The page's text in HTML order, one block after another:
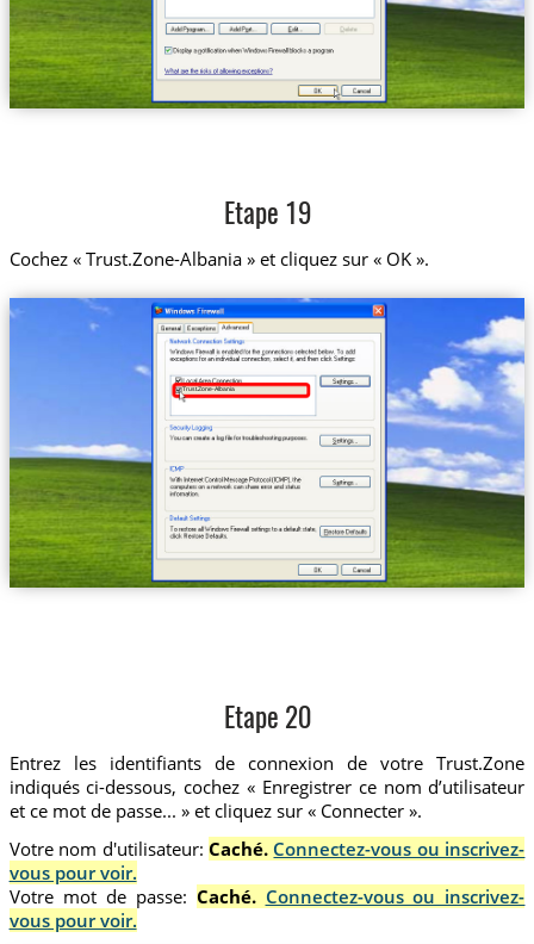
Etape 19
Cochez « Trust.Zone-Albania » et cliquez sur « OK ».
Trust.Zone-Albania
Etape 20
Entrez les identifiants de connexion de votre Trust.Zone
indiqués ci-dessous, cochez « Enregistrer ce nom d’utilisateur
et ce mot de passe... » et cliquez sur « Connecter ».
Votre nom d'utilisateur: Caché. Connectez-vous ou inscrivez-
vous pour voir.
Votre mot de passe: Caché. Connectez-vous ou inscrivez-
vous pour voir.